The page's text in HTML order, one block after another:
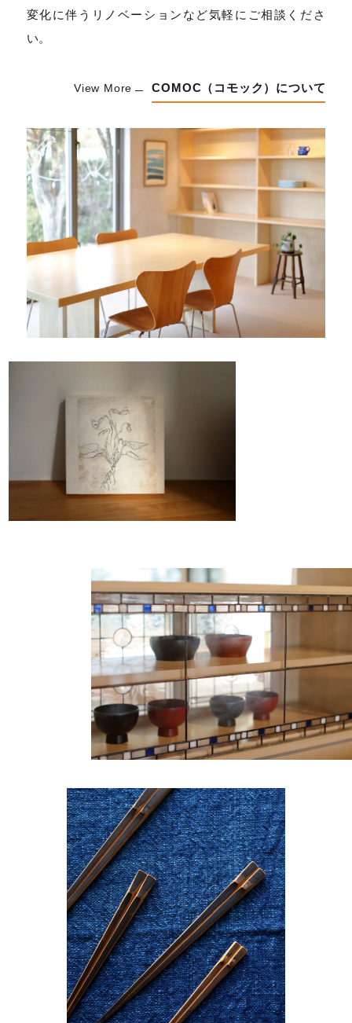
変化に伴うリノベーションなど気軽にご相談くださ
い。
View More COMOC（コモック）について